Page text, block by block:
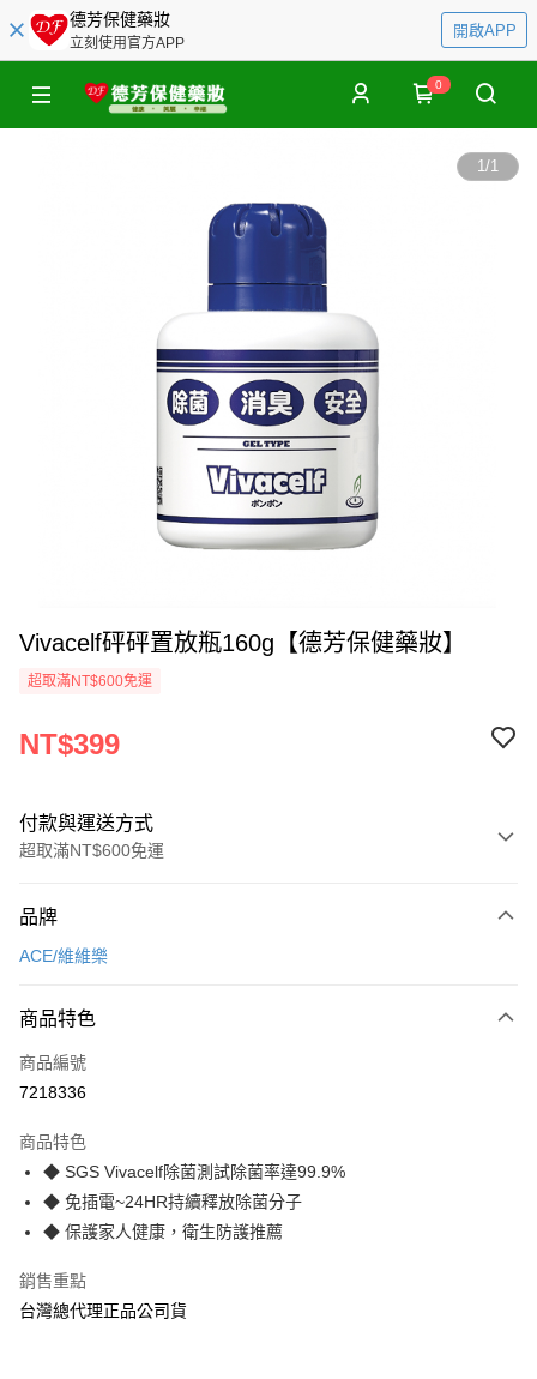
德芳保健藥妝
立刻使用官方APP
開啟APP
0
1/1
Vivacelf砰砰置放瓶160g【德芳保健藥妝】
超取滿NT$600免運
NT$399
付款與運送方式
超取滿NT$600免運
信用卡一次付款
LINE Pay
Apple Pay
悠遊付
AFTEE先享後付
相關說明
AFTEE先享後付是「在收到商品之後才付款」的支付方式。 讓您購物簡單
１．簡單：不需註冊會員、不需綁卡、不需儲值。
ATM付款
品牌
ACE/維維樂
商品特色
商品編號
7218336
商品特色
◆ SGS Vivacelf除菌測試除菌率達99.9%
◆ 免插電~24HR持續釋放除菌分子
◆ 保護家人健康，衛生防護推薦
銷售重點
台灣總代理正品公司貨